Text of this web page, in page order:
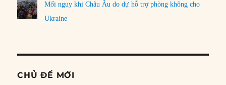
Mối nguy khi Châu Âu do dự hỗ trợ phòng không cho
Ukraine
CHỦ ĐỀ MỚI